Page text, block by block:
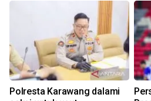
Polresta Karawang dalami